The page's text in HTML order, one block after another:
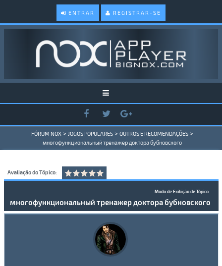
ENTRAR REGISTRAR-SE
FÓRUM NOX > JOGOS POPULARES > OUTROS E RECOMENDAÇÕES >
многофункциональный тренажер доктора бубновского
Avaliação do Tópico:
Modo de Exibição de Tópico
многофункциональный тренажер доктора бубновского